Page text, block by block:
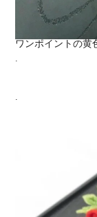
ワンポイントの黄
.
.